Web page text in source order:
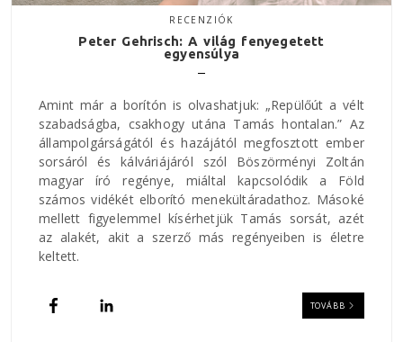
RECENZIÓK
Peter Gehrisch: A világ fenyegetett
egyensúlya
Amint már a borítón is olvashatjuk: „Repülőút a vélt
szabadságba, csakhogy utána Tamás hontalan.” Az
állampolgárságától és hazájától megfosztott ember
sorsáról és kálváriájáról szól Böszörményi Zoltán
magyar író regénye, miáltal kapcsolódik a Föld
számos vidékét elborító menekültáradathoz. Másoké
mellett figyelemmel kísérhetjük Tamás sorsát, azét
az alakét, akit a szerző más regényeiben is életre
keltett.
TOVÁBB